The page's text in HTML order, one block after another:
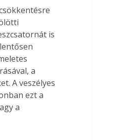
is
a
A veszélyes
ezt a
a